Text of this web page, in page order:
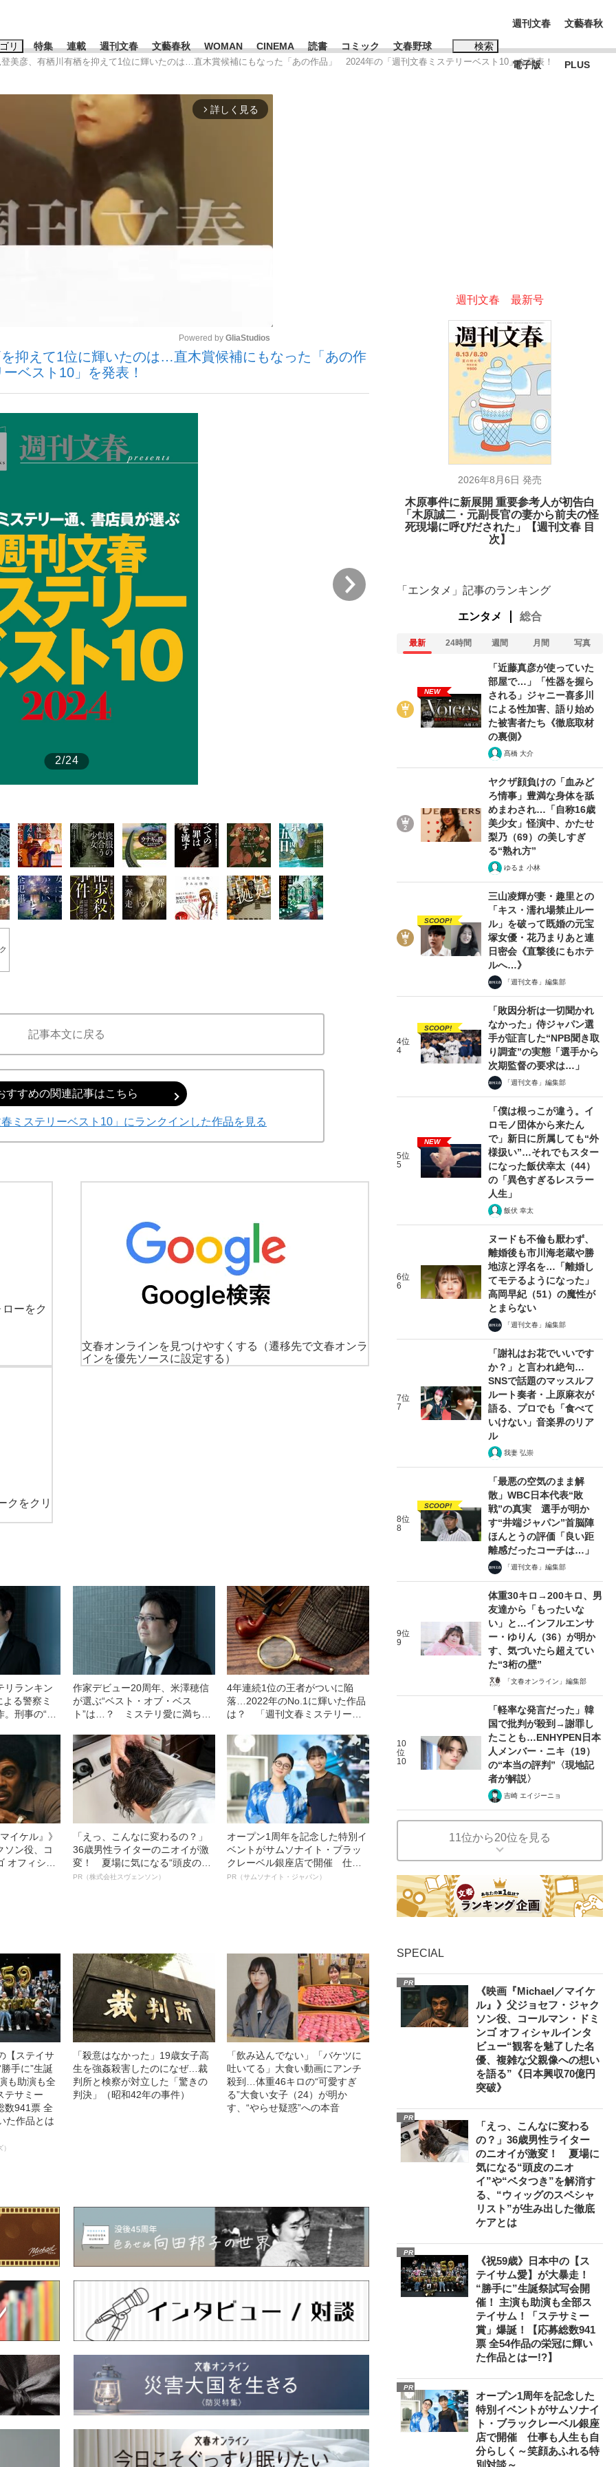
リ
選手が証言した“NPB聞... 「クマが悪者扱いされているのが悲しい」『北の国から』倉本聰氏（91...
カー日本代表・森保一監督...
もっと見る
特集
いまさら聞けない資産運用のすべて
もっと見る
連載 週刊文春 文藝春秋 WOMAN CINEMA 読書 コミック 文春野球 検索
ワードタグ一覧
#高市早苗 #森岡毅
週刊文春
電子版
文藝春秋
PLUS
美彦、有栖川有栖を抑えて1位に輝いたのは…直木賞候補にもなった「あの作品」 2024年の「週刊文春ミステリーベスト10」を発表！
arrow_forward_ios 詳しく見る
Powered by GliaStudios
抑えて1位に輝いたのは…直木賞候補にもなった「あの作
ベスト10」を発表！
2/24
3/24
記事本文に戻る
すすめの関連記事はこちら
ミステリーベスト10」にランクインした作品を見る
ーをク
文春オンラインを見つけやすくする
（遷移先で文春オンラ
インを優先ソースに設定する）
クをクリ
リランキン
る警察ミ
刑事の“名
作家デビュー20周年、米澤穂信
が選ぶ“ベスト・オブ・ベス
ト”は…？ ミステリ愛に満ちあ
4年連続1位の王者がついに陥
落…2022年のNo.1に輝いた作品
は？ 「週刊文春ミステリーベ
イケル』》
ソン役、コ
オフィシャ
「えっ、こんなに変わるの？」
36歳男性ライターのニオイが激
変！ 夏場に気になる“頭皮のニ
オイ”や“ベタつき”を解消す
PR（株式会社スヴェンソン）
オープン1周年を記念した特別イ
ベントがサムソナイト・ブラッ
クレーベル銀座店で開催 仕事
も人生も自分らしく～笑顔あふ
PR（サムソナイト・ジャパン）
【ステイサ
手に”生誕
も助演も全
テサミー
数941票 全
た作品とは
「殺意はなかった」19歳女子高
生を強姦殺害したのになぜ…裁
判所と検察が対立した「驚きの
判決」（昭和42年の事件）
「飲み込んでない」「バケツに
吐いてる」大食い動画にアンチ
殺到…体重46キロの“可愛すぎ
る”大食い女子（24）が明か
す、“やらせ疑惑”への本音
週刊文春 最新号
2026年8月6日 発売
木原事件に新展開 重要参考人が初告白
「木原誠二・元副長官の妻から前夫の怪
死現場に呼びだされた」【週刊文春 目
次】
「エンタメ」記事のランキング
エンタメ 総合
最新 24時間 週間 月間 写真
NEW
「近藤真彦が使っていた
部屋で…」「性器を握ら
される」ジャニー喜多川
による性加害、語り始め
た被害者たち《徹底取材
の裏側》
髙橋 大介
ヤクザ顔負けの「血みど
ろ情事」豊満な身体を舐
めまわされ…「自称16歳
美少女」怪演中、かたせ
梨乃（69）の美しすぎ
る“熟れ方”
ゆるま 小林
SCOOP!
三山凌輝が妻・趣里との
「キス・濡れ場禁止ルー
ル」を破って既婚の元宝
塚女優・花乃まりあと連
日密会《直撃後にもホテ
ルへ…》
「週刊文春」編集部
4位
4
SCOOP!
「敗因分析は一切聞かれ
なかった」侍ジャパン選
手が証言した“NPB聞き取
り調査”の実態「選手から
次期監督の要求は…」
「週刊文春」編集部
5位
5
NEW
「僕は根っこが違う。イ
ロモノ団体から来たん
で」新日に所属しても“外
様扱い”…それでもスター
になった飯伏幸太（44）
の「異色すぎるレスラー
人生」
飯伏 幸太
6位
6
ヌードも不倫も厭わず、
離婚後も市川海老蔵や勝
地涼と浮名を…「離婚し
てモテるようになった」
高岡早紀（51）の魔性が
とまらない
「週刊文春」編集部
7位
7
「謝礼はお花でいいです
か？」と言われ絶句…
SNSで話題のマッスルフ
ルート奏者・上原麻衣が
語る、プロでも「食べて
いけない」音楽界のリア
ル
我妻 弘崇
8位
8
SCOOP!
「最悪の空気のまま解
散」WBC日本代表“敗
戦”の真実 選手が明か
す“井端ジャパン”首脳陣
ほんとうの評価「良い距
離感だったコーチは…」
「週刊文春」編集部
9位
9
体重30キロ→200キロ、男
友達から「もったいな
い」と…インフルエンサ
ー・ゆりん（36）が明か
す、気づいたら超えてい
た“3桁の壁”
「文春オンライン」編集部
10
位
10
「軽率な発言だった」韓
国で批判が殺到→謝罪し
たことも…ENHYPEN日本
人メンバー・ニキ（19）
の“本当の評判”〈現地記
者が解説〉
吉崎 エイジーニョ
11位から20位を見る
SPECIAL
PR
《映画『Michael／マイケ
ル』》父ジョセフ・ジャク
ソン役、コールマン・ドミ
ンゴ オフィシャルインタ
ビュー“観客を魅了した名
優、複雑な父親像への想い
を語る”《日本興収70億円
突破》
PR
「えっ、こんなに変わる
の？」36歳男性ライター
のニオイが激変！ 夏場に
気になる“頭皮のニオ
イ”や“ベタつき”を解消す
る、“ウィッグのスペシャ
リスト”が生み出した徹底
ケアとは
PR
《祝59歳》日本中の【ス
テイサム愛】が大暴走！
“勝手に”生誕祭試写会開
催！ 主演も助演も全部ス
テイサム！「ステサミー
賞」爆誕！【応募総数941
票 全54作品の栄冠に輝い
た作品とはー!?】
PR
オープン1周年を記念した
特別イベントがサムソナイ
ト・ブラックレーベル銀座
店で開催 仕事も人生も自
分らしく～笑顔あふれる特